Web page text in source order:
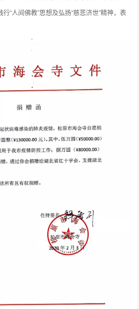
“人间佛教”思想及弘扬“慈悲济世”精神，表